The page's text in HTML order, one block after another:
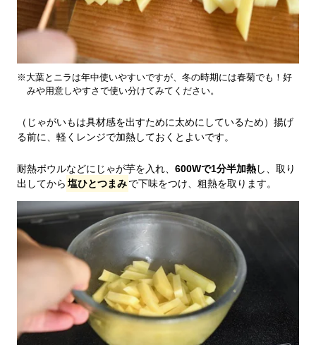
※大葉とニラは年中使いやすいですが、冬の時期には春菊でも！好
みや用意しやすさで使い分けてみてください。
（じゃがいもは具材感を出すために太めにしているため）揚げ
る前に、軽くレンジで加熱しておくとよいです。
耐熱ボウルなどにじゃが芋を入れ、 600Wで1分半加熱し、取り
出してから 塩ひとつまみで下味をつけ、粗熱を取ります。